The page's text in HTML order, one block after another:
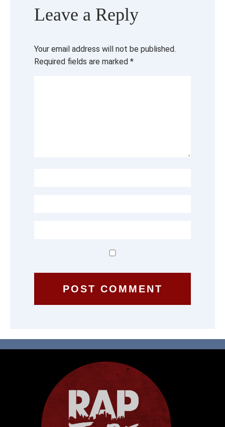
Leave a Reply
Your email address will not be published.
Required fields are marked *